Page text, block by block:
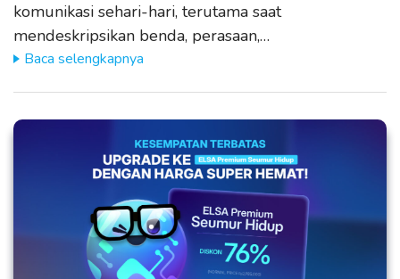
komunikasi sehari-hari, terutama saat
mendeskripsikan benda, perasaan,…
Baca selengkapnya